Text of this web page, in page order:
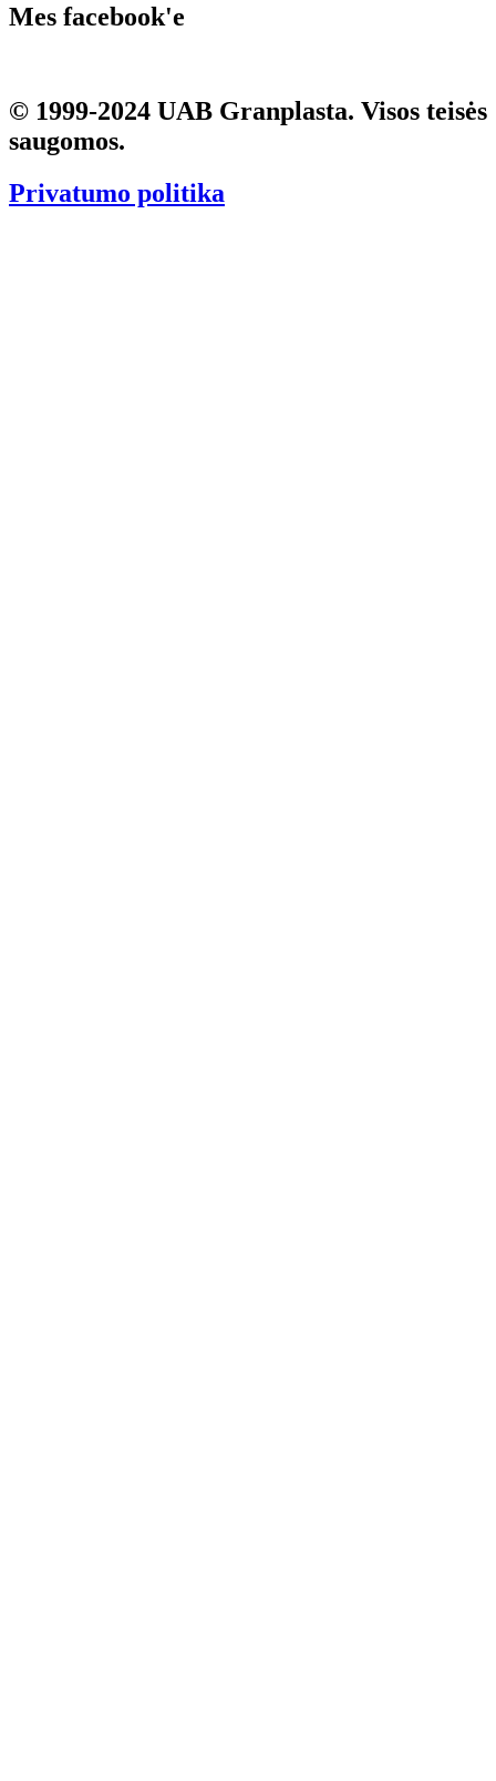
Mes facebook'e
© 1999-2024 UAB Granplasta. Visos teisės
saugomos.
Privatumo politika